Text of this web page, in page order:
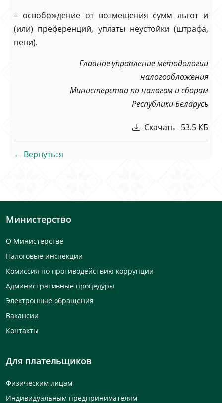
– освобождение от возмещения сумм льгот и
(или) преференций, уплаты неустойки (штрафа,
пени).
Главное управление методологии
налогообложения
Министерства по налогам и сборам
Республики Беларусь
Скачать 53.5 КБ
← Вернуться
Министерство
О Министерстве
Налоговые инспекции
Комиссия по противодействию коррупции
Административные процедуры
Электронные обращения
Вакансии
Контакты
Для плательщиков
Физическим лицам
Индивидуальным предпринимателям